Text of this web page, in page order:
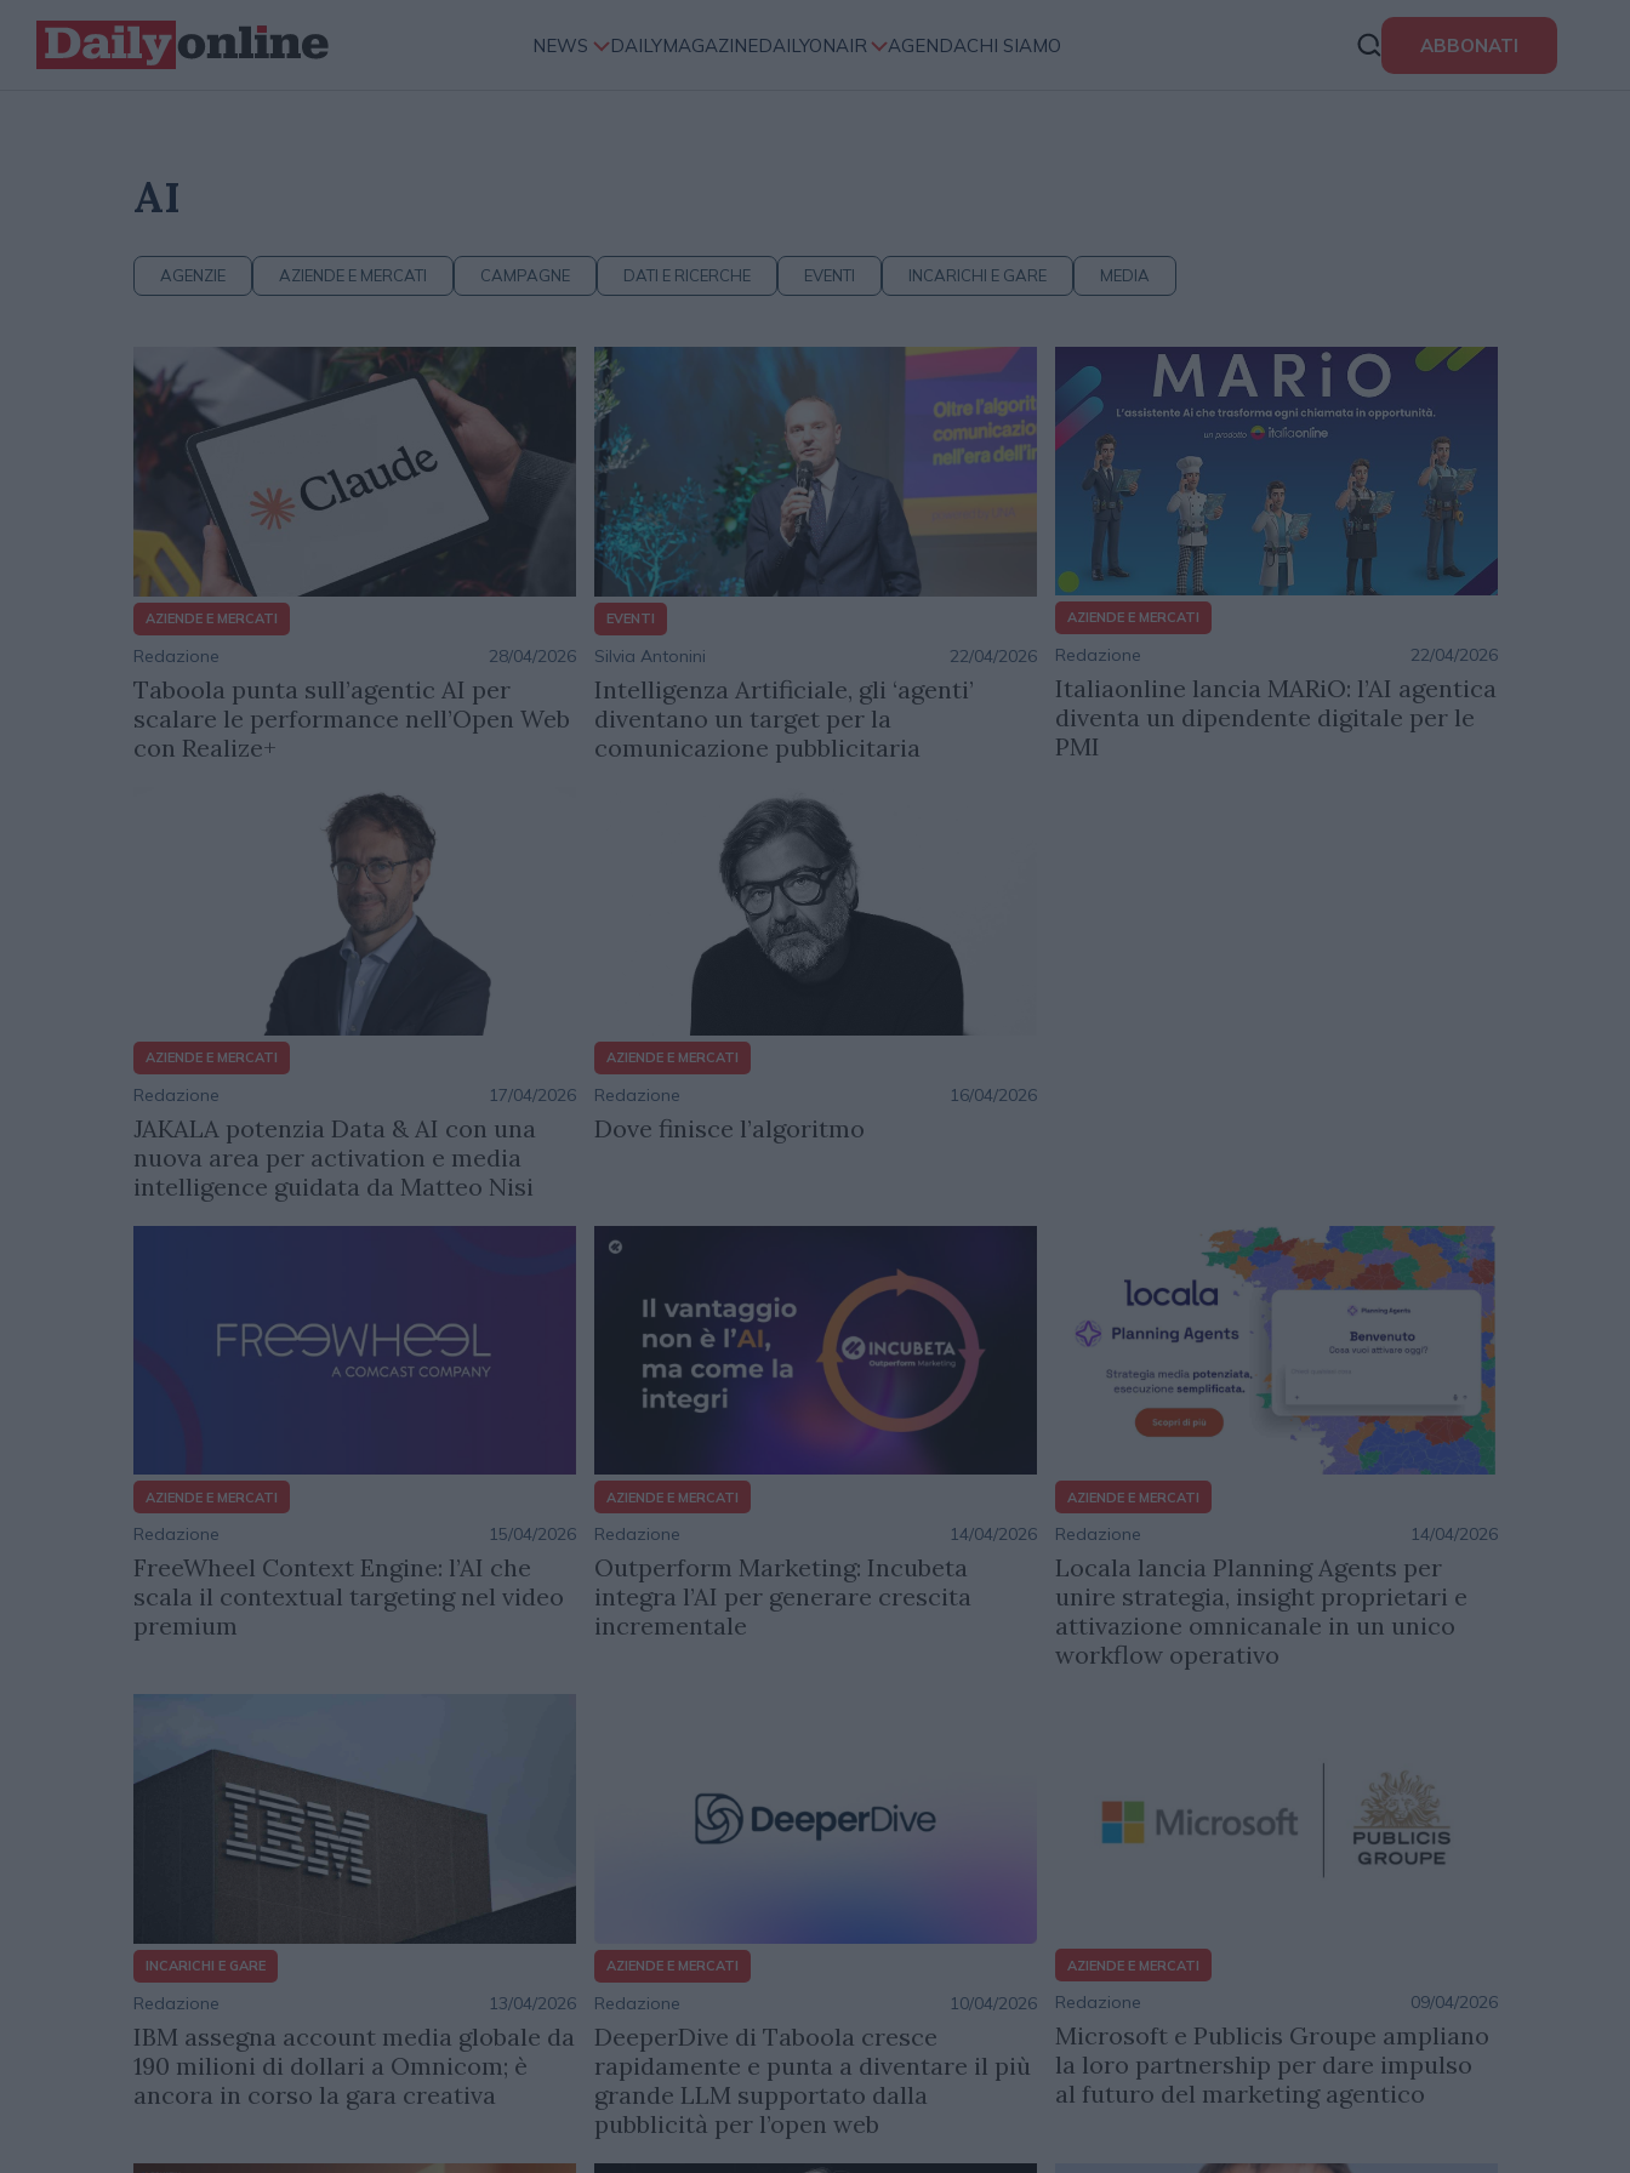
NEWS DAILYMAGAZINEDAILYONAIR AGENDACHI SIAMO ABBONATI
AI
AGENZIE AZIENDE E MERCATI CAMPAGNE DATI E RICERCHE EVENTI INCARICHI E GARE MEDIA
AZIENDE E MERCATI
Redazione 28/04/2026
Taboola punta sull’agentic AI per
scalare le performance nell’Open Web
con Realize+
EVENTI
Silvia Antonini 22/04/2026
Intelligenza Artificiale, gli ‘agenti’
diventano un target per la
comunicazione pubblicitaria
AZIENDE E MERCATI
Redazione 22/04/2026
Italiaonline lancia MARiO: l’AI agentica
diventa un dipendente digitale per le
PMI
AZIENDE E MERCATI
Redazione 17/04/2026
JAKALA potenzia Data & AI con una
nuova area per activation e media
intelligence guidata da Matteo Nisi
AZIENDE E MERCATI
Redazione 16/04/2026
Dove finisce l’algoritmo
AZIENDE E MERCATI
Redazione 15/04/2026
FreeWheel Context Engine: l’AI che
scala il contextual targeting nel video
premium
AZIENDE E MERCATI
Redazione 14/04/2026
Outperform Marketing: Incubeta
integra l’AI per generare crescita
incrementale
AZIENDE E MERCATI
Redazione 14/04/2026
Locala lancia Planning Agents per
unire strategia, insight proprietari e
attivazione omnicanale in un unico
workflow operativo
INCARICHI E GARE
Redazione 13/04/2026
IBM assegna account media globale da
190 milioni di dollari a Omnicom; è
ancora in corso la gara creativa
AZIENDE E MERCATI
Redazione 10/04/2026
DeeperDive di Taboola cresce
rapidamente e punta a diventare il più
grande LLM supportato dalla
pubblicità per l’open web
AZIENDE E MERCATI
Redazione 09/04/2026
Microsoft e Publicis Groupe ampliano
la loro partnership per dare impulso
al futuro del marketing agentico